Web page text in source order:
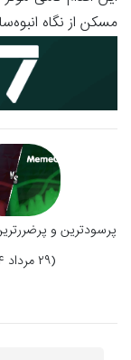
مسکن از نگاه
پرسودترین و
(۲۹ مرداد ۱۴۰۴)